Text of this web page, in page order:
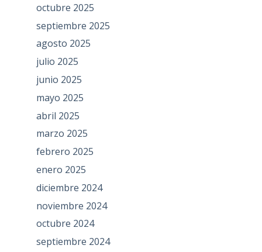
octubre 2025
septiembre 2025
agosto 2025
julio 2025
junio 2025
mayo 2025
abril 2025
marzo 2025
febrero 2025
enero 2025
diciembre 2024
noviembre 2024
octubre 2024
septiembre 2024